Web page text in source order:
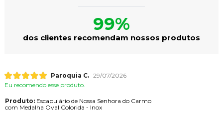
99%
dos clientes recomendam nossos produtos
Paroquia C. 29/07/2026
Eu recomendo esse produto.
Produto:Escapulário de Nossa Senhora do Carmo
com Medalha Oval Colorida - Inox